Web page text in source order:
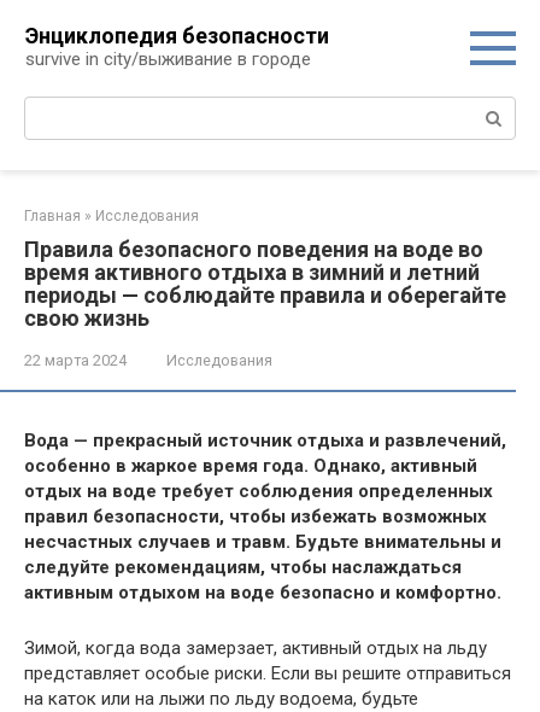
контенту
Энциклопедия безопасности
survive in city/выживание в городе
Поиск:
Главная » Исследования
Правила безопасного поведения на воде во
время активного отдыха в зимний и летний
периоды — соблюдайте правила и оберегайте
свою жизнь
22 марта 2024 Исследования
Вода — прекрасный источник отдыха и развлечений,
особенно в жаркое время года. Однако, активный
отдых на воде требует соблюдения определенных
правил безопасности, чтобы избежать возможных
несчастных случаев и травм. Будьте внимательны и
следуйте рекомендациям, чтобы наслаждаться
активным отдыхом на воде безопасно и комфортно.
Зимой, когда вода замерзает, активный отдых на льду
представляет особые риски. Если вы решите отправиться
на каток или на лыжи по льду водоема, будьте